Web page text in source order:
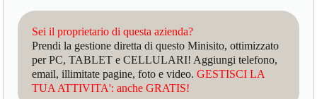
Sei il proprietario di questa azienda?
Prendi la gestione diretta di questo Minisito, ottimizzato
per PC, TABLET e CELLULARI! Aggiungi telefono,
email, illimitate pagine, foto e video.GESTISCI LA
TUA ATTIVITA': anche GRATIS!